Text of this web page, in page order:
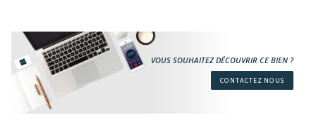
VOUS SOUHAITEZ DÉCOUVRIR CE BIEN ?
CONTACTEZ NOUS